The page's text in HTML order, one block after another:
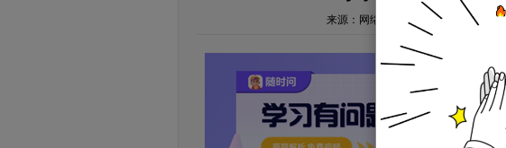
来源： 网络来源 文章作者：奥数网编